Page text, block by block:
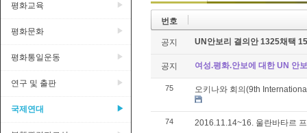
평화교육 ▶
평화문화 ▶
평화통일운동 ▶
연구 및 출판 ▶
국제연대 ▶
번호
공지 UN안보리 결의안 1325채택
공지 여성.평화.안보에 대한 UN 안
75 오키나와 회의(9th
74 2016.11.14~16. 울란바타르